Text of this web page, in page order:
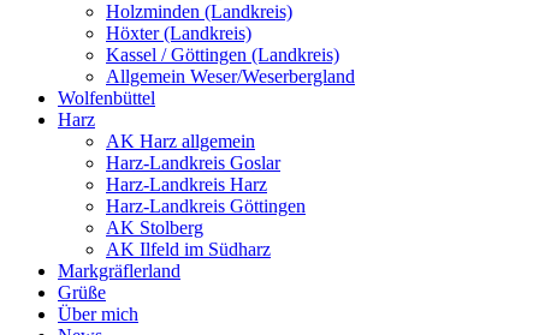
Holzminden (Landkreis)
Höxter (Landkreis)
Kassel / Göttingen (Landkreis)
Allgemein Weser/Weserbergland
Wolfenbüttel
Harz
AK Harz allgemein
Harz-Landkreis Goslar
Harz-Landkreis Harz
Harz-Landkreis Göttingen
AK Stolberg
AK Ilfeld im Südharz
Markgräflerland
Grüße
Über mich